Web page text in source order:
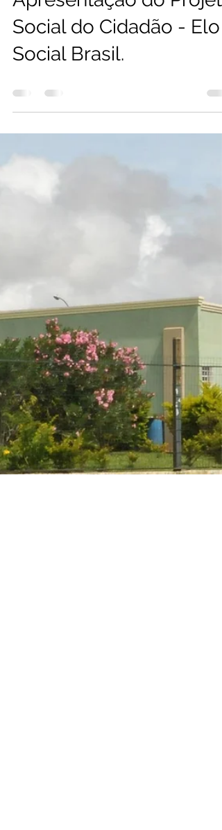
Riacho Fundo II,
participa de
Apresentação do Projeto
Social do Cidadão - Elo
Social Brasil.